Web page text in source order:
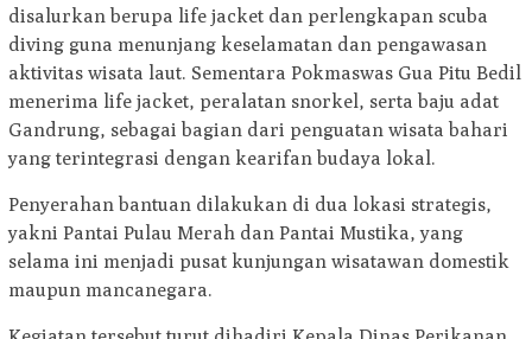
disalurkan berupa life jacket dan perlengkapan scuba
diving guna menunjang keselamatan dan pengawasan
aktivitas wisata laut. Sementara Pokmaswas Gua Pitu Bedil
menerima life jacket, peralatan snorkel, serta baju adat
Gandrung, sebagai bagian dari penguatan wisata bahari
yang terintegrasi dengan kearifan budaya lokal.
Penyerahan bantuan dilakukan di dua lokasi strategis,
yakni Pantai Pulau Merah dan Pantai Mustika, yang
selama ini menjadi pusat kunjungan wisatawan domestik
maupun mancanegara.